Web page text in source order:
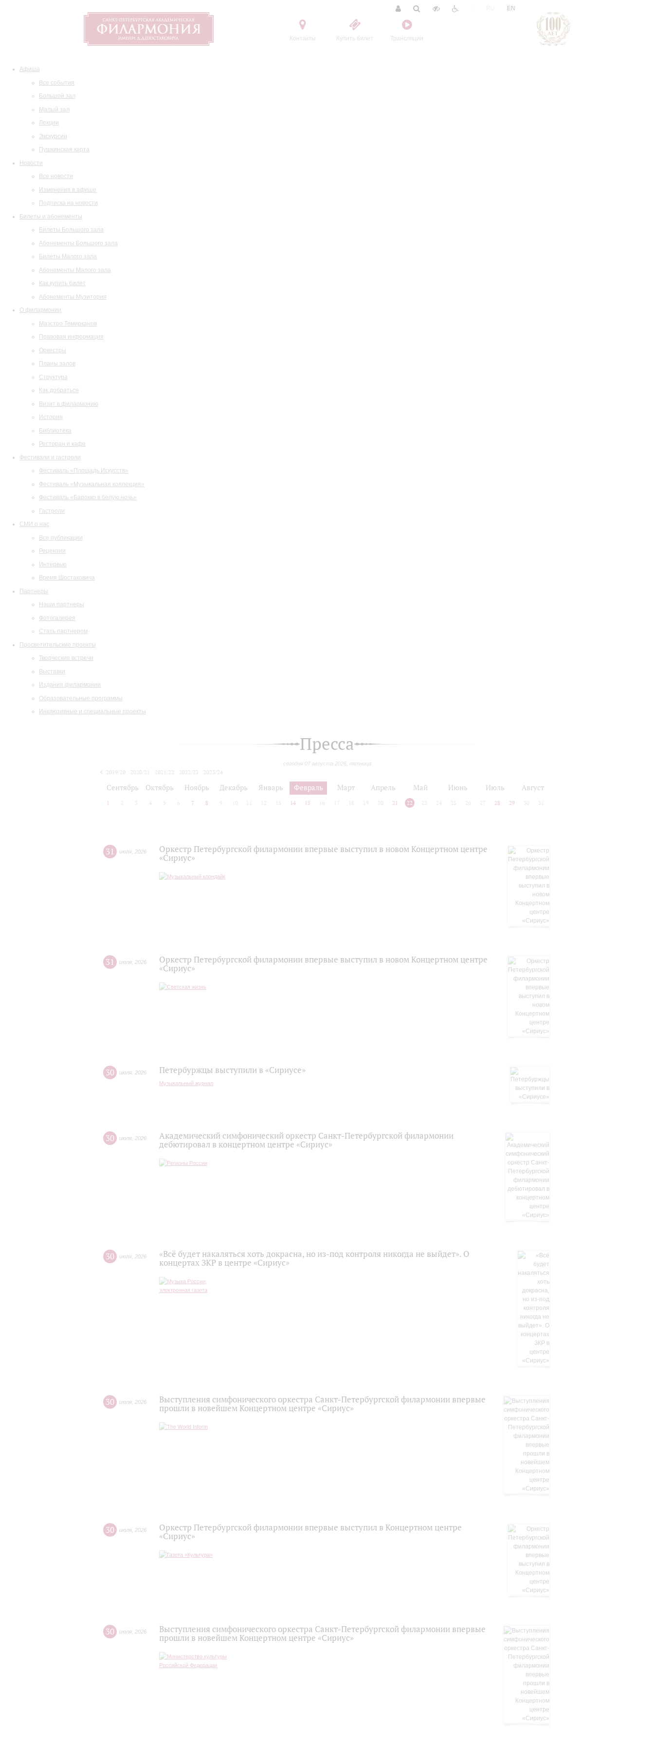
Контакты Купить билет Трансляции
EN
Афиша
Все события
Большой зал
Малый зал
Лекции
Экскурсии
Пушкинская карта
Новости
Все новости
Изменения в афише
Подписка на новости
Билеты и абонементы
Билеты Большого зала
Абонементы Большого зала
Билеты Малого зала
Абонементы Малого зала
Как купить билет
Абонементы Музитория
О филармонии
Маэстро Темирканов
Правовая информация
Оркестры
Планы залов
Структура
Как добраться
Визит в филармонию
История
Библиотека
Ресторан и кафе
Фестивали и гастроли
Фестиваль «Площадь Искусств»
Фестиваль «Музыкальная коллекция»
Фестиваль «Барокко в белую ночь»
Гастроли
СМИ о нас
Все публикации
Рецензии
Интервью
Время Шостаковича
Партнеры
Наши партнеры
Фотогалерея
Стать партнером
Просветительские проекты
Творческие встречи
Выставки
Издания филармонии
Образовательные программы
Инклюзивные и специальные проекты
Пресса
сегодня 07 августа 2026, пятница
2019/20 2020/21 2021/22 2022/23
2023/24
Сентябрь Октябрь Ноябрь Декабрь Январь Февраль Март Апрель Май Июнь Июль Август
1 2 3 4 5 6 7 8 9 10 12 13 14 15 16 17 18 19 20 21 22 23 24 25 26 27 28 29 30 31
31 июля 2026
Оркестр Петербургской филармонии впервые выступил в новом Концертном центре
«Сириус»
31 июля 2026
Оркестр Петербургской филармонии впервые выступил в новом Концертном центре
«Сириус»
30 июля 2026 Петербуржцы выступили в «Сириусе»
Музыкальный журнал
30 июля 2026
Академический симфонический оркестр Санкт-Петербургской филармонии
дебютировал в концертном центре «Сириус»
30 июля 2026
«Всё будет накаляться хоть докрасна, но из-под контроля никогда не выйдет». О
концертах ЗКР в центре «Сириус»
30 июля 2026
Выступления симфонического оркестра Санкт-Петербургской филармонии впервые
прошли в новейшем Концертном центре «Сириус»
30 июля 2026
Оркестр Петербургской филармонии впервые выступил в Концертном центре
«Сириус»
30 июля 2026
Выступления симфонического оркестра Санкт-Петербургской филармонии впервые
прошли в новейшем Концертном центре «Сириус»